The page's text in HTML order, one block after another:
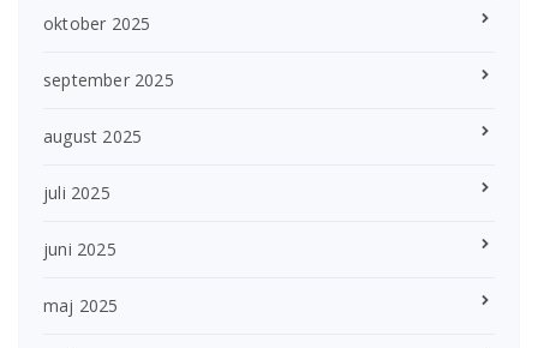
oktober 2025
september 2025
august 2025
juli 2025
juni 2025
maj 2025